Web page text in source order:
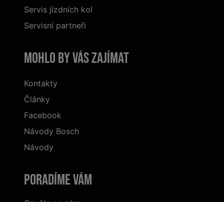
Servis jízdních kol
Servisní partneři
Mohlo by vás zajímat
Kontakty
Články
Facebook
Návody Bosch
Návody
Poradíme Vám